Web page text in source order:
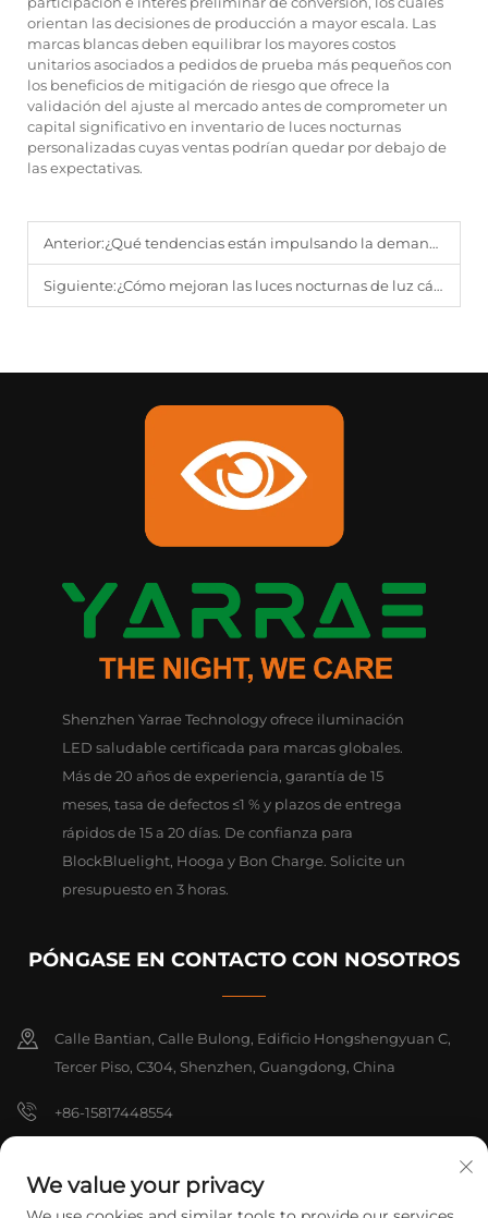
orientan las decisiones de producción a mayor escala. Las
marcas blancas deben equilibrar los mayores costos
unitarios asociados a pedidos de prueba más pequeños con
los beneficios de mitigación de riesgo que ofrece la
validación del ajuste al mercado antes de comprometer un
capital significativo en inventario de luces nocturnas
personalizadas cuyas ventas podrían quedar por debajo de
las expectativas.
Anterior:¿Qué tendencias están impulsando la demanda global de lámparas de lectura?
Siguiente:¿Cómo mejoran las luces nocturnas de luz cálida la relajación y la comodidad?
Shenzhen Yarrae Technology ofrece iluminación
LED saludable certificada para marcas globales.
Más de 20 años de experiencia, garantía de 15
meses, tasa de defectos ≤1 % y plazos de entrega
rápidos de 15 a 20 días. De confianza para
BlockBluelight, Hooga y Bon Charge. Solicite un
presupuesto en 3 horas.
PÓNGASE EN CONTACTO CON NOSOTROS
Calle Bantian, Calle Bulong, Edificio Hongshengyuan C,
Tercer Piso, C304, Shenzhen, Guangdong, China
+86-15817448554
We value your privacy